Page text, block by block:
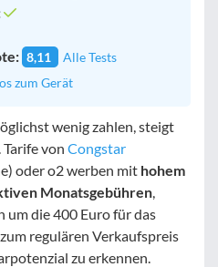
8,11
Alle Tests
zum Gerät
wenig zahlen, steigt
von Congstar
oder o2 werben mit hohem
Monatsgebühren
um die 400 Euro für das
regulären Verkaufspreis
zu erkennen.